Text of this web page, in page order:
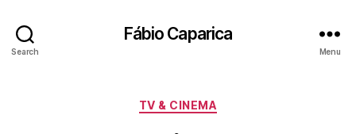
Search
Fábio Caparica
Menu
Categories
TV & CINEMA